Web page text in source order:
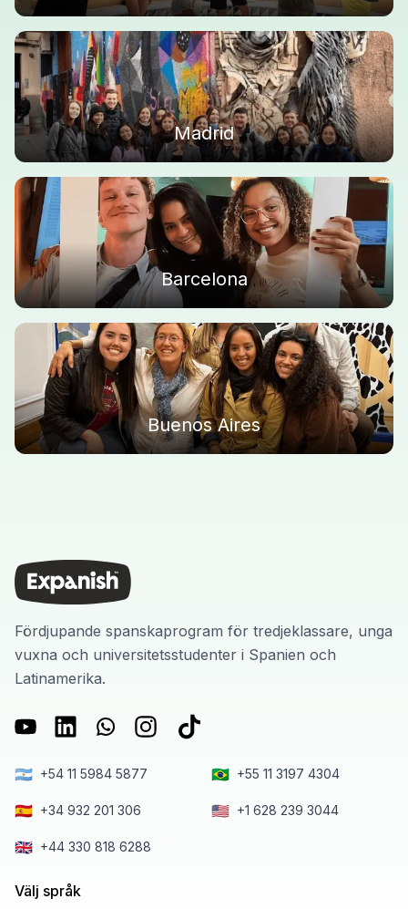
Madrid
Barcelona
Buenos Aires
Fördjupande spanskaprogram för tredjeklassare, unga
vuxna och universitetsstudenter i Spanien och
Latinamerika.
🇦🇷 +54 11 5984 5877 🇧🇷 +55 11 3197 4304
🇪🇸 +34 932 201 306 🇺🇸 +1 628 239 3044
🇬🇧 +44 330 818 6288
Välj språk